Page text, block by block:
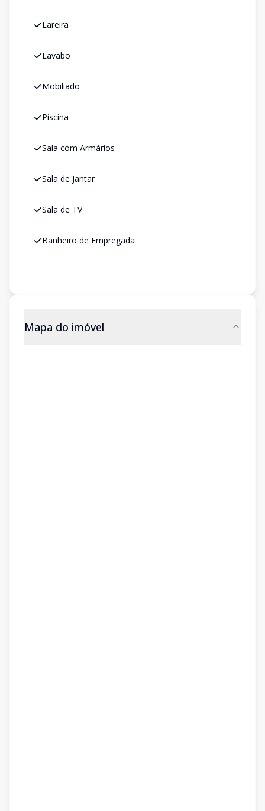
Lareira
Lavabo
Mobiliado
Piscina
Sala com Armários
Sala de Jantar
Sala de TV
Banheiro de Empregada
Mapa do imóvel